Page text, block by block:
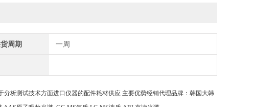
周期 一周
析测试技术方面进口仪器的配件耗材供应 主要优势经销代理品牌：韩国大韩